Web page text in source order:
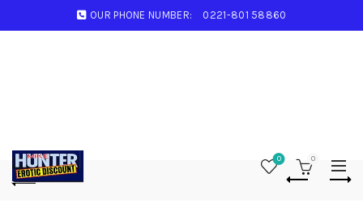
OUR PHONE NUMBER: 0221-801 58860
0 0